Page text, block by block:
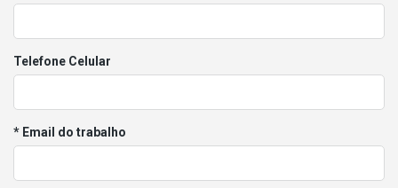
Telefone Celular
* Email do trabalho